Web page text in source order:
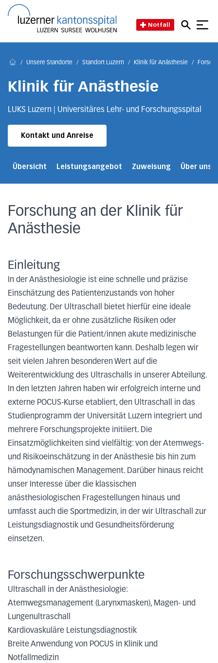
Notfall
/ Unsere Standorte / Standort Luzern / Klinik für Anästhesie /
Klinik für Anästhesie
LUKS Luzern | Universitäres Lehr- und Forschungsspital
Kontakt und Anreise
Übersicht Leistungsangebot Zuweisung Über uns
Forschung an der Klinik für
Anästhesie
Einleitung
In der Anästhesiologie ist eine schnelle und präzise
Einschätzung des Patientenzustands von hoher
Bedeutung. Der Ultraschall bietet hierfür eine ideale
Möglichkeit, da er ohne zusätzliche Risiken oder
Belastungen für die Patient/innen akute medizinische
Fragestellungen beantworten kann. Deshalb legen wir
seit vielen Jahren besonderen Wert auf die
Weiterentwicklung des Ultraschalls in unserer Abteilung.
In den letzten Jahren haben wir erfolgreich interne und
externe POCUS-Kurse etabliert, den Ultraschall in das
Studienprogramm der Universität Luzern integriert und
mehrere Forschungsprojekte initiiert. Die
Einsatzmöglichkeiten sind vielfältig: von der Atemwegs-
und Risikoeinschätzung in der Anästhesie bis hin zum
hämodynamischen Management. Darüber hinaus reicht
unser Interesse über die klassischen
anästhesiologischen Fragestellungen hinaus und
umfasst auch die Sportmedizin, in der wir Ultraschall zur
Leistungsdiagnostik und Gesundheitsförderung
einsetzen.
Forschungsschwerpunkte
Ultraschall in der Anästhesiologie:
Atemwegsmanagement (Larynxmasken), Magen- und
Lungenultraschall
Kardiovaskuläre Leistungsdiagnostik
Breite Anwendung von POCUS in Klinik und
Notfallmedizin